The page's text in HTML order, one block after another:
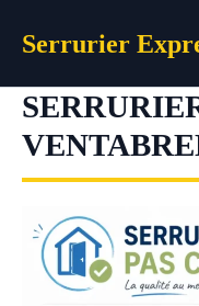
Serrurier